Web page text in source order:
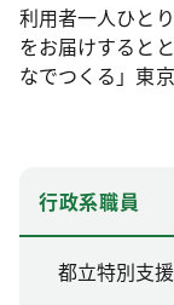
利用者一人ひと
をお届けすると
なでつくる」東
行政系職員
都立特別支